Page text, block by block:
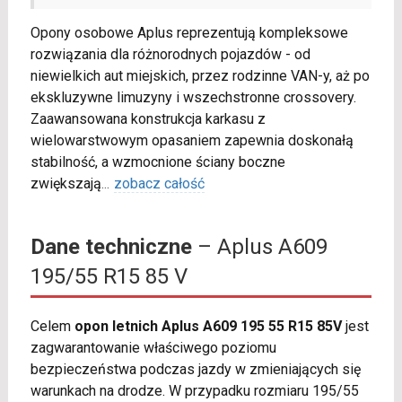
Opony osobowe Aplus reprezentują kompleksowe
rozwiązania dla różnorodnych pojazdów - od
niewielkich aut miejskich, przez rodzinne VAN-y, aż po
ekskluzywne limuzyny i wszechstronne crossovery.
Zaawansowana konstrukcja karkasu z
wielowarstwowym opasaniem zapewnia doskonałą
stabilność, a wzmocnione ściany boczne
zwiększają... zobacz całość
Dane techniczne– Aplus A609
195/55 R15 85 V
Celem opon letnich Aplus A609 195 55 R15 85Vjest
zagwarantowanie właściwego poziomu
bezpieczeństwa podczas jazdy w zmieniających się
warunkach na drodze. W przypadku rozmiaru 195/55